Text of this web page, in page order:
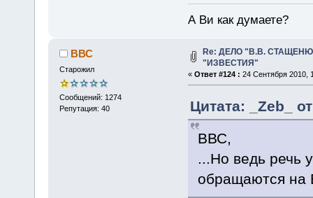
А Ви как думаете?
ВВС
Старожил
Сообщений: 1274
Репутация: 40
Re: ДЕЛО "В.В.
"ИЗВЕСТИЯ"
« Ответ #124 : 24 Сентября 2010,
Цитата: _Zeb_
ВВС,
...Но ведь речь
обращаются на